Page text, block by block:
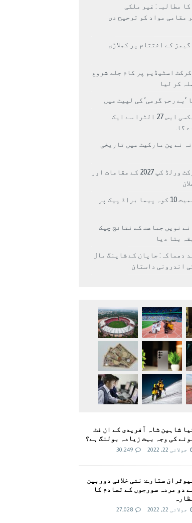
مطالبہ: غیر ملکی
مقامی مواد کو ترجیح دی
کے اختتام پر کھلاڑی
اسٹیڈیم پر کام جلد شروع
کر لیا
‘بے رحم گرمی’ کی لپیٹ میں
سام سنگ گلیکسی ایس 27 الٹرا سے ایک
گا.
نے ین مارکیٹ میں تاریخی
مردوں کے کرکٹ ورلڈ کپ 2027 کے مقامات اور
نرمل پُرجا سمیت 10 کوہ پیما براڈ پیک پر
نے نویں جماعت کے نتائج چیک
بتا دیا
دھماکہ: جاپان کے شاپنگ مال
اندرونی داستان
شاہین شاہ آفریدی کے ان فٹ
کی وجہ بہت زیادہ بولنگ ہے؟
جولائی 22, 2022 30,249
ستارے: نئی خلائی دوربین
دو مردہ سورجوں کے تصادم کا
جولائی 22, 2022 27,028